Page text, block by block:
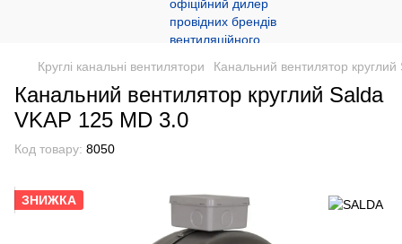
Круглі канальні вентилятори Канальний вентилятор
Канальний вентилятор круглий Salda
VKAP 125 MD 3.0
Код товару: 8050
ЗНИЖКА